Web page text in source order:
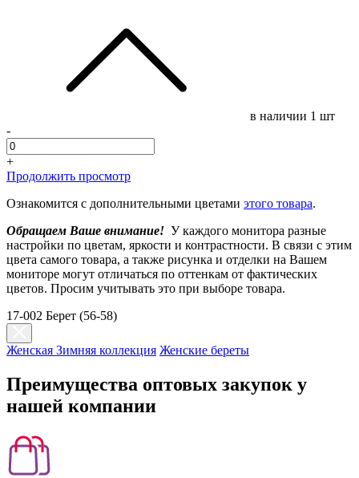
в наличии 1 шт
-
+
Продолжить просмотр
Ознакомится с дополнительными цветами этого товара.
Обращаем Ваше внимание! У каждого монитора разные
настройки по цветам, яркости и контрастности. В связи с этим
цвета самого товара, а также рисунка и отделки на Вашем
мониторе могут отличаться по оттенкам от фактических
цветов. Просим учитывать это при выборе товара.
17-002 Берет (56-58)
Женская Зимняя коллекция Женские береты
Преимущества оптовых закупок у
нашей компании